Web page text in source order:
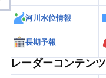
河川水位情報
長期予報
レーダーコンテンツ